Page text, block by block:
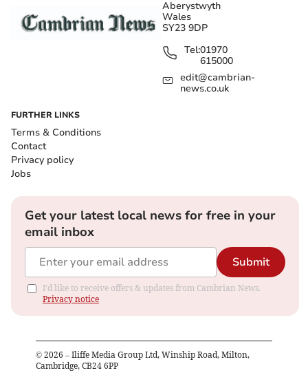
Aberystwyth
Wales
SY23 9DP
Tel:01970
615000
edit@cambrian-
news.co.uk
FURTHER LINKS
Terms & Conditions
Contact
Privacy policy
Jobs
Get your latest local news for free in your
email inbox
Submit
I'd like to receive offers & updates from Cambrian News.
Privacy notice
© 2026 – Iliffe Media Group Ltd, Winship Road, Milton,
Cambridge, CB24 6PP